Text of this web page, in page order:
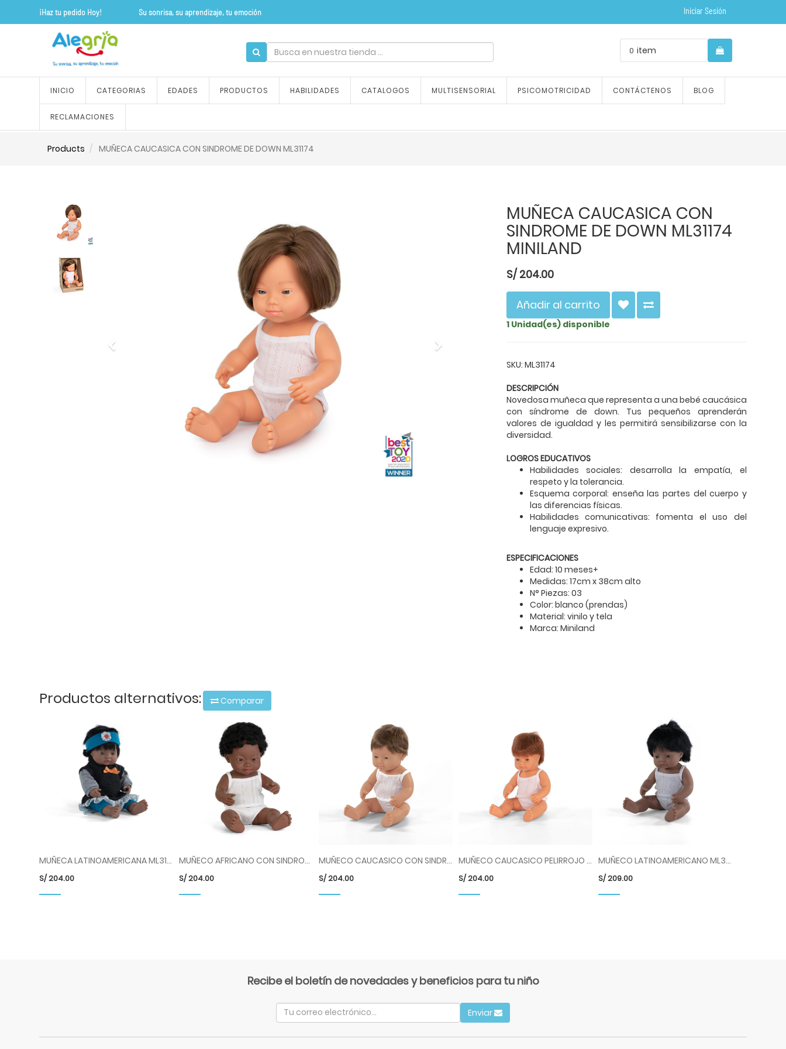
¡Haz tu pedido Hoy! Su sonrisa, su aprendizaje, tu emoción Iniciar Sesión
0 item
INICIO CATEGORIAS EDADES PRODUCTOS HABILIDADES CATALOGOS MULTISENSORIAL PSICOMOTRICIDAD CONTÁCTENOS BLOG
RECLAMACIONES
Products MUÑECA CAUCASICA CON SINDROME DE DOWN ML31174
Next
MUÑECA CAUCASICA CON
SINDROME DE DOWN ML31174
MINILAND
S/ 204.00
Añadir al carrito
1 Unidad(es) disponible
SKU: ML31174
DESCRIPCIÓN
Novedosa muñeca que representa a una bebé caucásica
con síndrome de down. Tus pequeños aprenderán
valores de igualdad y les permitirá sensibilizarse con la
diversidad.
LOGROS EDUCATIVOS
Habilidades sociales: desarrolla la empatía, el
respeto y la tolerancia.
Esquema corporal: enseña las partes del cuerpo y
las diferencias físicas.
Habilidades comunicativas: fomenta el uso del
lenguaje expresivo.
ESPECIFICACIONES
Edad: 10 meses+
Medidas: 17cm x 38cm alto
N° Piezas: 03
Color: blanco (prendas)
Material: vinilo y tela
Marca: Miniland
Productos alternativos: Comparar
MUÑECA LATINOAMERICANA ML31158
S/204.00
MUÑECO AFRICANO CON SINDROME DE DOWN ML31175
S/204.00
MUÑECO CAUCASICO CON SINDROME DE DOWN ML31170
S/204.00
MUÑECO CAUCASICO PELIRROJO ML31149
S/204.00
MUÑECO LATINOAMERICANO ML31157
S/209.00
Recibe el boletín de novedades y beneficios para tu niño
Enviar